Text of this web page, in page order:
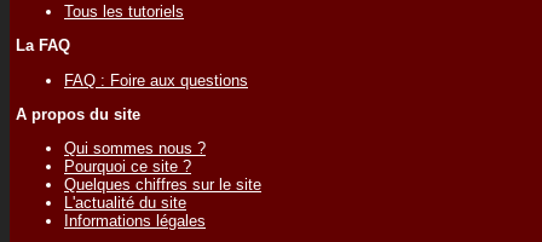
Tous les tutoriels
La FAQ
FAQ : Foire aux questions
A propos du site
Qui sommes nous ?
Pourquoi ce site ?
Quelques chiffres sur le site
L'actualité du site
Informations légales